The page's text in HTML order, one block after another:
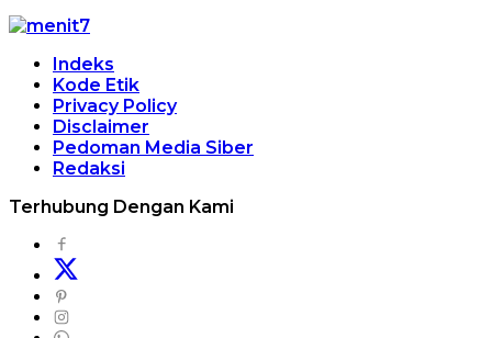
Indeks
Kode Etik
Privacy Policy
Disclaimer
Pedoman Media Siber
Redaksi
Terhubung Dengan Kami